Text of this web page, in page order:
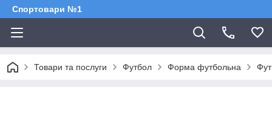
Спортовари №1
Товари та послуги Футбол Форма футбольна